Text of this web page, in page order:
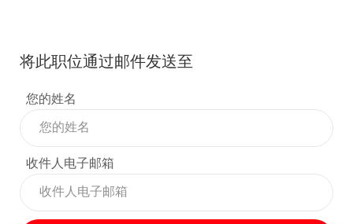
将此职位通过邮件发送至
您的姓名
收件人电子邮箱